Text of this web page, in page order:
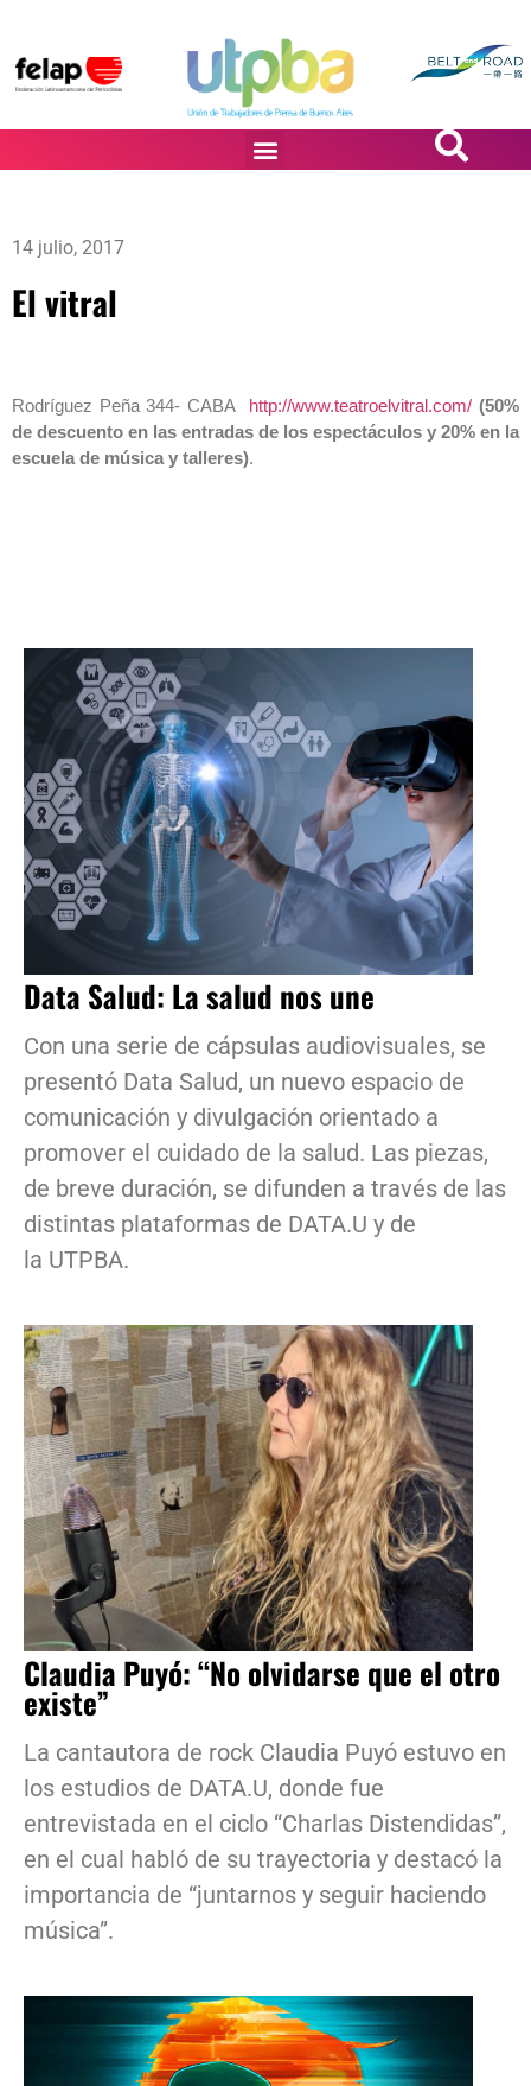
14 julio, 2017
El vitral
Rodríguez Peña 344- CABA http://www.teatroelvitral.com/ (50%
de descuento en las entradas de los espectáculos y 20% en la
escuela de música y talleres).
Data Salud: La salud nos une
Con una serie de cápsulas audiovisuales, se
presentó Data Salud, un nuevo espacio de
comunicación y divulgación orientado a
promover el cuidado de la salud. Las piezas,
de breve duración, se difunden a través de las
distintas plataformas de DATA.U y de
la UTPBA.
Claudia Puyó: “No olvidarse que el otro
existe”
La cantautora de rock Claudia Puyó estuvo en
los estudios de DATA.U, donde fue
entrevistada en el ciclo “Charlas Distendidas”,
en el cual habló de su trayectoria y destacó la
importancia de “juntarnos y seguir haciendo
música”.